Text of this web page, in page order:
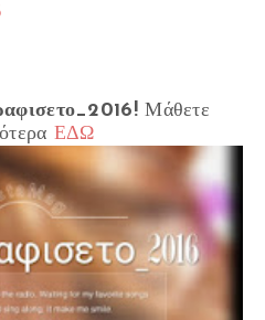
Μάθετε
ΕΔΩ